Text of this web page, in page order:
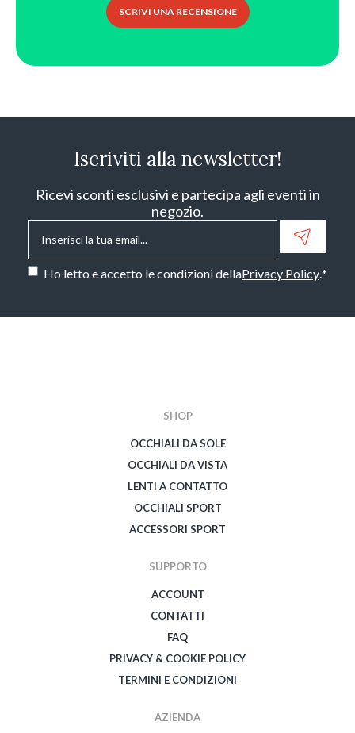
SCRIVI UNA RECENSIONE
Iscriviti alla newsletter!
Ricevi sconti esclusivi e partecipa agli eventi in
negozio.
Email*
Consenso*
Ho letto e accetto le condizioni dellaPrivacy Policy*
SHOP
OCCHIALI DA SOLE
OCCHIALI DA VISTA
LENTI A CONTATTO
OCCHIALI SPORT
ACCESSORI SPORT
SUPPORTO
ACCOUNT
CONTATTI
FAQ
PRIVACY & COOKIE POLICY
TERMINI E CONDIZIONI
AZIENDA